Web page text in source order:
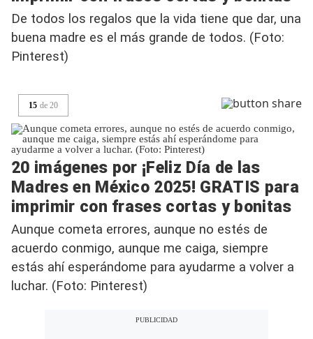
De todos los regalos que la vida tiene que dar, una
buena madre es el más grande de todos. (Foto:
Pinterest)
15 de 20
20 imágenes por ¡Feliz Día de las
Madres en México 2025! GRATIS para
imprimir con frases cortas y bonitas
Aunque cometa errores, aunque no estés de
acuerdo conmigo, aunque me caiga, siempre
estás ahí esperándome para ayudarme a volver a
luchar. (Foto: Pinterest)